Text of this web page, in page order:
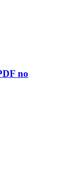
no